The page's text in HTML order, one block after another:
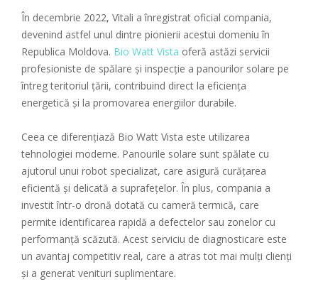
În decembrie 2022, Vitali a înregistrat oficial compania,
devenind astfel unul dintre pionierii acestui domeniu în
Republica Moldova. Bio Watt Vista oferă astăzi servicii
profesioniste de spălare și inspecție a panourilor solare pe
întreg teritoriul țării, contribuind direct la eficiența
energetică și la promovarea energiilor durabile.
Ceea ce diferențiază Bio Watt Vista este utilizarea
tehnologiei moderne. Panourile solare sunt spălate cu
ajutorul unui robot specializat, care asigură curățarea
eficientă și delicată a suprafețelor. În plus, compania a
investit într-o dronă dotată cu cameră termică, care
permite identificarea rapidă a defectelor sau zonelor cu
performanță scăzută. Acest serviciu de diagnosticare este
un avantaj competitiv real, care a atras tot mai mulți clienți
și a generat venituri suplimentare.